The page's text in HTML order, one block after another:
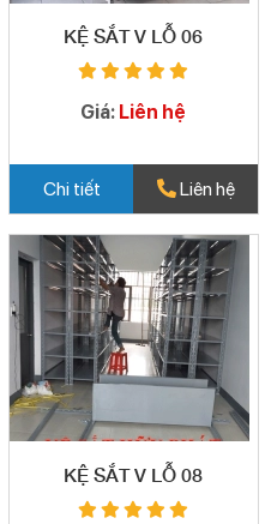
KỆ SẮT V LỖ 06
Giá: Liên hệ
Chi tiết Liên hệ
KỆ SẮT V LỖ 08